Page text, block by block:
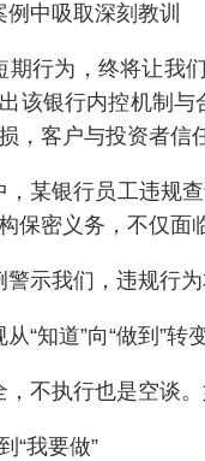
中吸取深刻教训
期行为，终将让我
该银行内控机制
，客户与投资者信
，某银行员工违规
保密义务，不仅面
警示我们，违规行
“知道”向“做到”转
，不执行也是空谈
“我要做”